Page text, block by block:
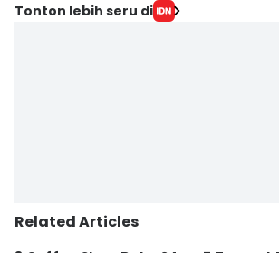
Tonton lebih seru di
Related Articles